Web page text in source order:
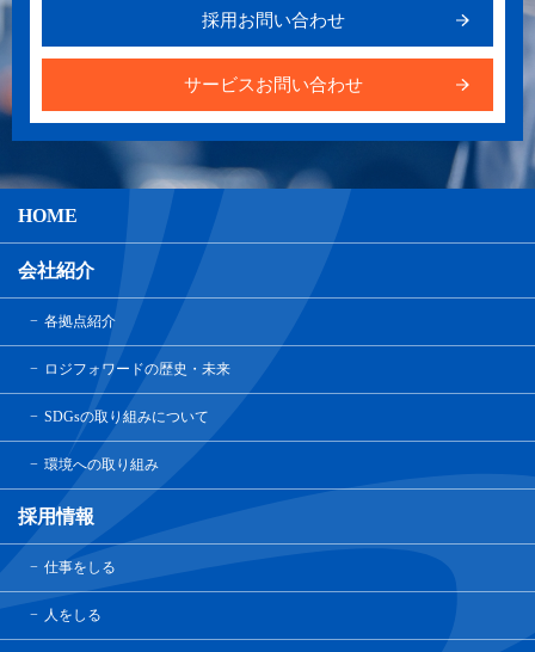
採用お問い合わせ
サービスお問い合わせ
HOME
会社紹介
各拠点紹介
ロジフォワードの歴史・未来
SDGsの取り組みについて
環境への取り組み
採用情報
仕事をしる
人をしる